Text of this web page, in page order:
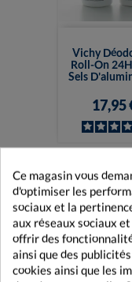
Vichy
Roll-On
Sels
17,95
Ce magasin vous
d'optimiser les
sociaux et la
aux réseaux sociaux
offrir des
ainsi que des
cookies ainsi que les